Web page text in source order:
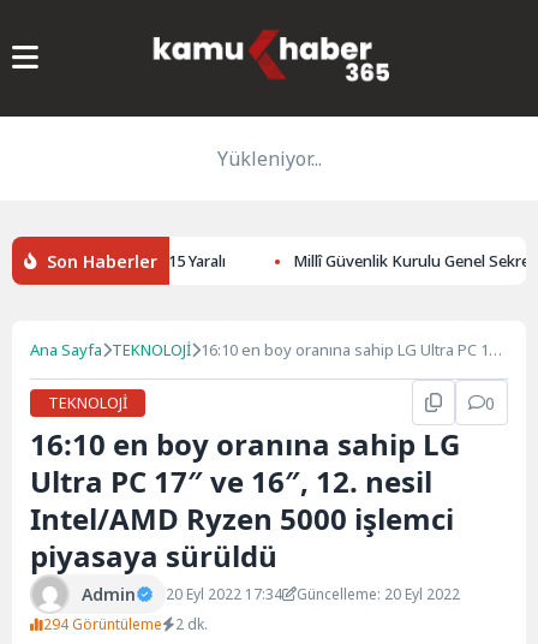
Yükleniyor...
Son Haberler
Saldırı: 6 Ölü, 15 Yaralı Millî Güvenlik Kurulu Genel Sekreteri
Ana Sayfa TEKNOLOJİ 16:10 en boy oranına sahip LG Ultra PC 17″
TEKNOLOJİ 0
16:10 en boy oranına sahip LG
Ultra PC 17″ ve 16″, 12. nesil
Intel/AMD Ryzen 5000 işlemci
piyasaya sürüldü
Admin 20 Eyl 2022 17:34
Güncelleme: 20 Eyl 2022
294 Görüntüleme
2 dk.